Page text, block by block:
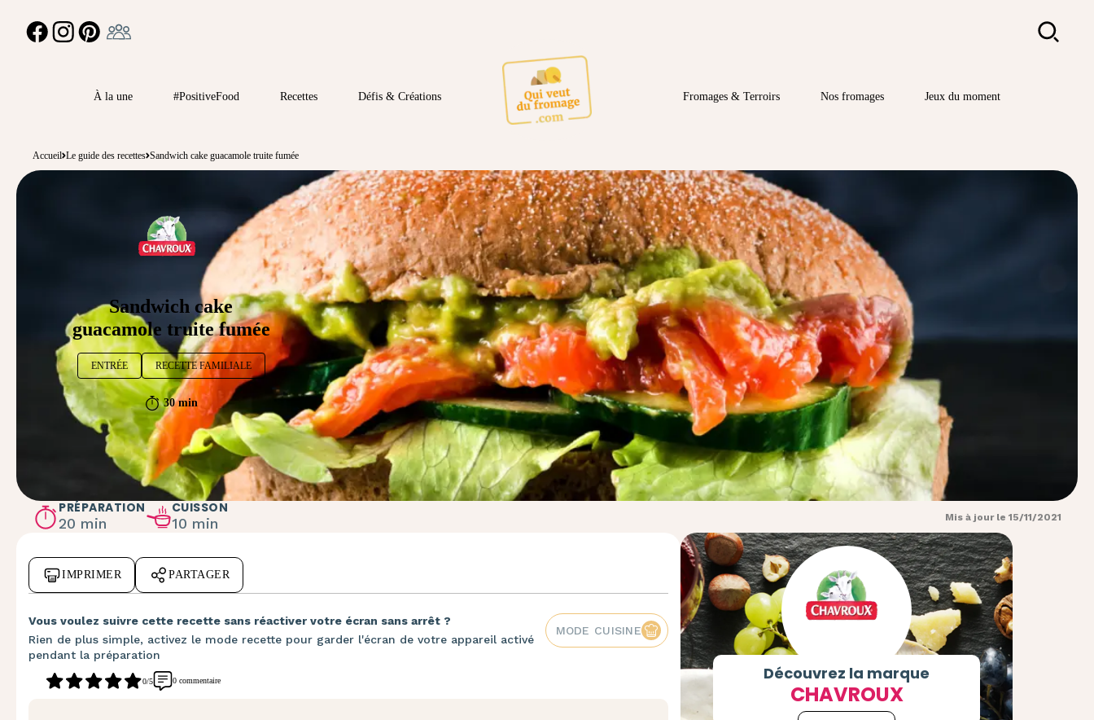
FACEBOOKINSTAGRAMPINTEREST Rechercher
À la une #PositiveFood Recettes Défis & Créations Fromages & Terroirs Nos fromages Jeux du moment
Accueil Le guide des recettes Sandwich cake guacamole truite fumée
Sandwich cake
guacamole truite fumée
ENTRÉE RECETTE FAMILIALE
30 min
PRÉPARATION
20 min
CUISSON
10 min Mis à jour le 15/11/2021
IMPRIMER PARTAGER
Vous voulez suivre cette recette sans réactiver votre écran sans arrêt ?
Rien de plus simple, activez le mode recette pour garder l'écran de votre appareil activé
pendant la préparation
MODE CUISINE
0/5 0 commentaire Découvrez la marque
CHAVROUX